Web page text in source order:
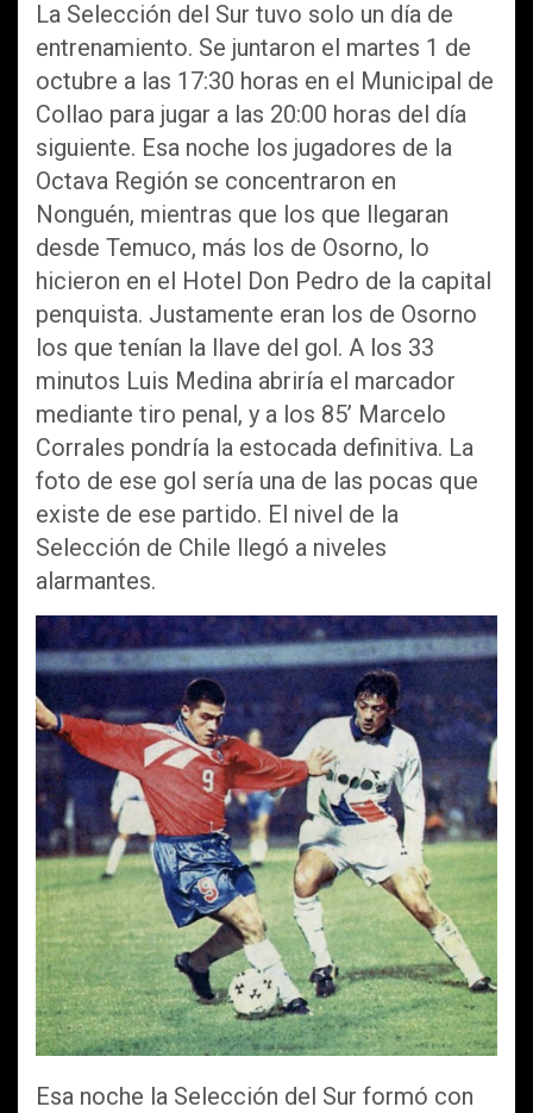
La Selección del Sur tuvo solo un día de
entrenamiento. Se juntaron el martes 1 de
octubre a las 17:30 horas en el Municipal de
Collao para jugar a las 20:00 horas del día
siguiente. Esa noche los jugadores de la
Octava Región se concentraron en
Nonguén, mientras que los que llegaran
desde Temuco, más los de Osorno, lo
hicieron en el Hotel Don Pedro de la capital
penquista. Justamente eran los de Osorno
los que tenían la llave del gol. A los 33
minutos Luis Medina abriría el marcador
mediante tiro penal, y a los 85’ Marcelo
Corrales pondría la estocada definitiva. La
foto de ese gol sería una de las pocas que
existe de ese partido. El nivel de la
Selección de Chile llegó a niveles
alarmantes.
Esa noche la Selección del Sur formó con